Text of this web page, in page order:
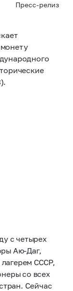
Пресс-релиз
с четырех
Аю-Даг,
СССР,
со всех
Сейчас